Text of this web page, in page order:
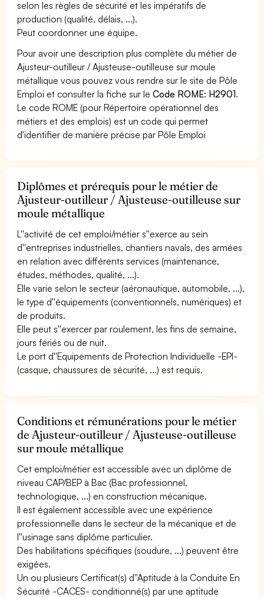
selon les règles de sécurité et les impératifs de
production (qualité, délais, ...).
Peut coordonner une équipe.
Pour avoir une description plus complète du métier de
Ajusteur-outilleur / Ajusteuse-outilleuse sur moule
métallique vous pouvez vous rendre sur le site de Pôle
Emploi et consulter la fiche sur leCode ROME: H2901.
Le code ROME (pour Répertoire opérationnel des
métiers et des emplois) est un code qui permet
d'identifier de manière précise par Pôle Emploi
Diplômes et prérequis pour le métier de
Ajusteur-outilleur / Ajusteuse-outilleuse sur
moule métallique
L''activité de cet emploi/métier s''exerce au sein
d''entreprises industrielles, chantiers navals, des armées
en relation avec différents services (maintenance,
études, méthodes, qualité, ...).
Elle varie selon le secteur (aéronautique, automobile, ...),
le type d''équipements (conventionnels, numériques) et
de produits.
Elle peut s''exercer par roulement, les fins de semaine,
jours fériés ou de nuit.
Le port d''Equipements de Protection Individuelle -EPI-
(casque, chaussures de sécurité, ...) est requis.
Conditions et rémunérations pour le métier
de Ajusteur-outilleur / Ajusteuse-outilleuse
sur moule métallique
Cet emploi/métier est accessible avec un diplôme de
niveau CAP/BEP à Bac (Bac professionnel,
technologique, ...) en construction mécanique.
Il est également accessible avec une expérience
professionnelle dans le secteur de la mécanique et de
l''usinage sans diplôme particulier.
Des habilitations spécifiques (soudure, ...) peuvent être
exigées.
Un ou plusieurs Certificat(s) d''Aptitude à la Conduite En
Sécurité -CACES- conditionné(s) par une aptitude